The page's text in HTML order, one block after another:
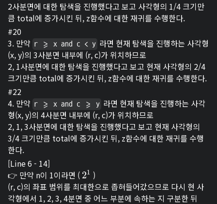
2사분면에 대한 탐색을 진행했다고 보고 사각형의 1/4 크기만
큼 total에 증가시킨 뒤, z함수에 대한 재귀를 수행한다.
#20
3. 만약 r >= x and c < y 라면 현재 탐색을 진행하는 사각형
(x, y)의 3사분면 내부에 (r, c)가 위치하므로
2, 1사분면에 대한 탐색을 진행했다고 보고 현재 사각형의 2/4
크기만큼 total에 증가시킨 뒤, z함수에 대한 재귀를 수행한다.
#22
4. 만약 r >= x and c >= y 라면 현재 탐색을 진행하는 사각
형(x, y)의 4사분면 내부에 (r, c)가 위치하므로
2, 1, 3사분면에 대한 탐색을 진행했다고 보고 현재 사각형의
3/4 크기만큼 total에 증가시킨 뒤, z함수에 대한 재귀를 수행
한다.
[Line 6 - 14]
👉 만약 n이 1이라면 ( 21
21 )
(r, c)의 좌표 범위를 최대한으로 좁혀들어갔으므로 다시 현 사
각형에서 1, 2, 3, 4분면 중 어느 부분에 속하는 지 구분한 뒤